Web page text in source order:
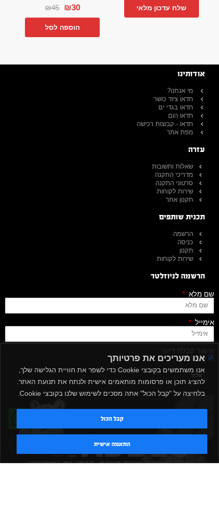
אנו מעריכים את פרטיותך
אנו משתמשים בקובצי Cookie כדי לשפר את חוויית הגלישה שלך,
להציג תוכן או פרסומות מותאמים אישית ולנתח את תנועת האתר.
בלחיצה על "קבל הכול" אתה מסכים לשימוש שלנו בקובצי Cookie.
התאמה אישית
קבל הכול
שלח עדכון מלאי
₪45 ₪30
הוספה לסל
אודותינו
מי אנחנו?
תדאו ציוד כושר
תדאו בגדי ים
תדאו הום
תדאו - קבוצות רכישה
מפת אתר
עזרה
שאלות ותשובות
מדריכי התקנה
סרטוני התקנה
שירות לקוחות
תקנון אתר
תכנית שותפים
הרשמה
כניסה
תקנון
שירות לקוחות
הרשמה לניוזלטר
שם מלא
אימייל
אישור קבלת דיוור
מאשר/ת
שלח